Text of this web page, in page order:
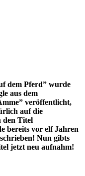
dem Pferd” wurde
aus dem
veröffentlicht,
auf die
den Titel
bereits vor elf Jahren
Nun gibts
jetzt neu aufnahm!